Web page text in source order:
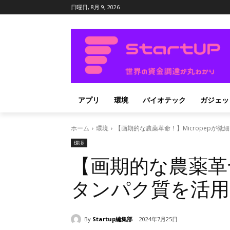
日曜日, 8月 9, 2026
アプリ 環境 バイオテック ガジェ
ホーム 環境 【画期的な農薬革命！】Micropepが微
環境
【画期的な農薬
タンパク質を活
By Startup編集部 2024年7月25日